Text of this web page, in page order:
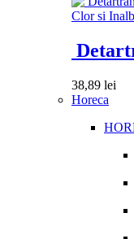
Clor si
38,89 lei
Horeca